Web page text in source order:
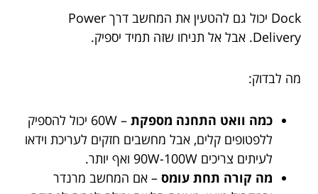
Dock יכול גם להטעין את המחשב דרך Power
Delivery. אבל אל תניחו שזה תמיד יספיק.
מה לבדוק:
כמה וואט התחנה מספקת
– 60W יכול להספיק
ללפטופים קלים, אבל מחשבים חזקים לעריכת וידאו
לעיתים צריכים 90W-100W ואף יותר.
מה קורה תחת עומס – אם המחשב מרנדר